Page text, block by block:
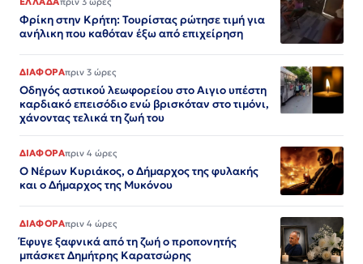
Φρίκη στην Κρήτη: Τουρίστας ρώτησε τιμή για
ανήλικη που καθόταν έξω από επιχείρηση
ΔΙΑΦΟΡΑπριν 3 ώρες
Οδηγός αστικού λεωφορείου στο Αιγιο υπέστη
καρδιακό επεισόδιο ενώ βρισκόταν στο τιμόνι,
χάνοντας τελικά τη ζωή του
ΔΙΑΦΟΡΑπριν 4 ώρες
Ο Νέρων Κυριάκος, o Δήμαρχος της φυλακής
και ο Δήμαρχος της Μυκόνου
ΔΙΑΦΟΡΑπριν 4 ώρες
Έφυγε ξαφνικά από τη ζωή ο προπονητής
μπάσκετ Δημήτρης Καρατσώρης